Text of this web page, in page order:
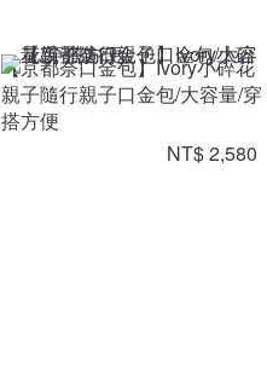
【京都奈口金包】Ivory小碎花
親子隨行親子口金包/大容量/穿
搭方便
NT$ 2,580